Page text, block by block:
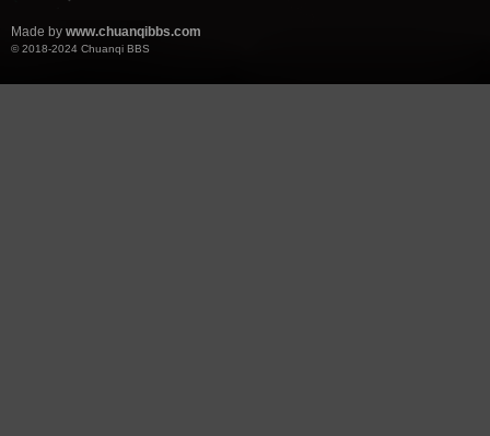
Made by www.chuanqibbs.com
© 2018-2024 Chuanqi BBS